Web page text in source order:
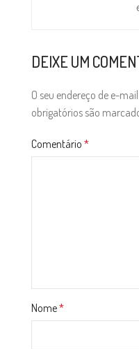
DEIXE UM
O seu endereço de e-
obrigatórios são
Comentário *
Nome*